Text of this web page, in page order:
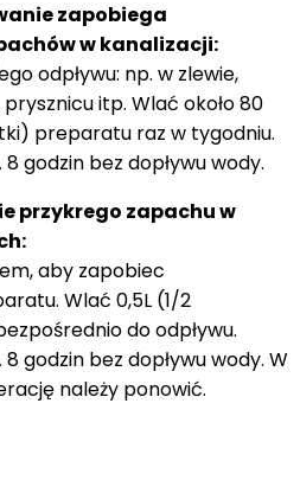
zapobiega
w kanalizacji:
odpływu: np. w zlewie,
itp. Wlać około 80
preparatu raz w tygodniu.
godzin bez dopływu wody.
przykrego zapachu w
aby zapobiec
Wlać 0,5L (1/2
do odpływu.
godzin bez dopływu wody. W
należy ponowić.